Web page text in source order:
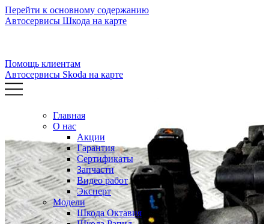
Перейти к основному содержанию
Автосервисы Шкода на карте
Помощь клиентам
Автосервисы Skoda на карте
Главная
О нас
Акции
Гарантия
Сертификаты
Запчасти
Видео работ
Эксперт
Модели
Шкода Октавия